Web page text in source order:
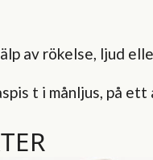
av rökelse, ljud
t i månljus, på